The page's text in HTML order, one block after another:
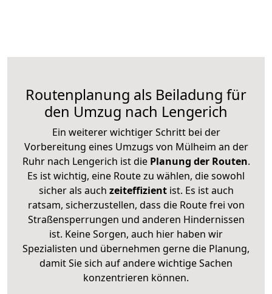
Routenplanung als Beiladung für
den Umzug nach Lengerich
Ein weiterer wichtiger Schritt bei der
Vorbereitung eines Umzugs von Mülheim an der
Ruhr nach Lengerich ist diePlanung der Routen.
Es ist wichtig, eine Route zu wählen, die sowohl
sicher als auch zeiteffizientist. Es ist auch
ratsam, sicherzustellen, dass die Route frei von
Straßensperrungen und anderen Hindernissen
ist. Keine Sorgen, auch hier haben wir
Spezialisten und übernehmen gerne die Planung,
damit Sie sich auf andere wichtige Sachen
konzentrieren können.